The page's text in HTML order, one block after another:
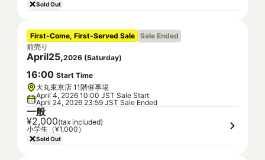
Sold Out
First-Come, First-Served Sale Sale Ended
前売り
April25,2026 (Saturday)
16:00 Start Time
大丸東京店 11階催事場
April 4, 2026 10:00 JST Sale Start
April 24, 2026 23:59 JST Sale Ended
一般
¥2,000(tax included)
小学生（¥1,000）
Sold Out